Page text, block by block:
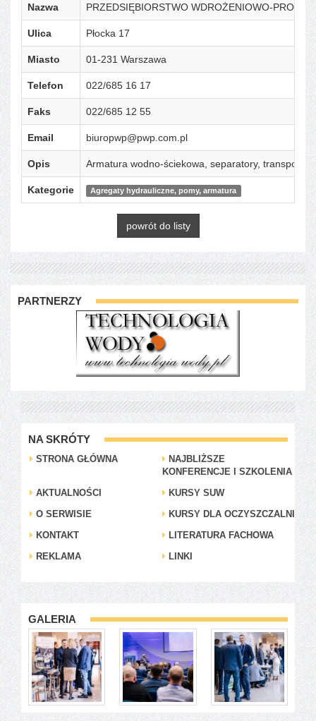
Nazwa PRZEDSIĘBIORSTWO WDROŻENIOWO-
Ulica Płocka 17
Miasto 01-231 Warszawa
Telefon 022/685 16 17
Faks 022/685 12 55
Email biuropwp@pwp.com.pl
Opis Armatura wodno-ściekowa, separatory,
Kategorie Agregaty hydrauliczne, pomy, armatura
powrót do listy
PARTNERZY
NA SKRÓTY
STRONA GŁÓWNA
NAJBLIŻSZE
KONFERENCJE I SZKOLENIA
AKTUALNOŚCI
KURSY SUW
O SERWISIE
KURSY DLA OCZYSZCZALNI
KONTAKT
LITERATURA FACHOWA
REKLAMA
LINKI
GALERIA